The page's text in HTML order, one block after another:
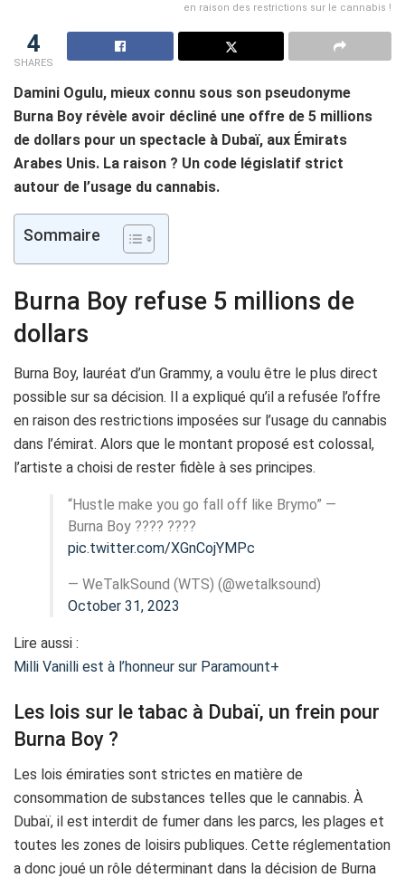
en raison des restrictions sur le cannabis !
4
SHARES
Damini Ogulu, mieux connu sous son pseudonyme
Burna Boy révèle avoir décliné une offre de 5 millions
de dollars pour un spectacle à Dubaï, aux Émirats
Arabes Unis. La raison ? Un code législatif strict
autour de l’usage du cannabis.
Sommaire
Burna Boy refuse 5 millions de
dollars
Burna Boy, lauréat d’un Grammy, a voulu être le plus direct
possible sur sa décision. Il a expliqué qu’il a refusée l’offre
en raison des restrictions imposées sur l’usage du cannabis
dans l’émirat. Alors que le montant proposé est colossal,
l’artiste a choisi de rester fidèle à ses principes.
“Hustle make you go fall off like Brymo” —
Burna Boy ???? ????
pic.twitter.com/XGnCojYMPc
— WeTalkSound (WTS) (@wetalksound)
October 31, 2023
Lire aussi :
Milli Vanilli est à l’honneur sur Paramount+
Les lois sur le tabac à Dubaï, un frein pour
Burna Boy ?
Les lois émiraties sont strictes en matière de
consommation de substances telles que le cannabis. À
Dubaï, il est interdit de fumer dans les parcs, les plages et
toutes les zones de loisirs publiques. Cette réglementation
a donc joué un rôle déterminant dans la décision de Burna